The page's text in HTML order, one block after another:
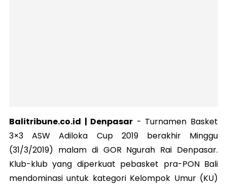
Balitribune.co.id | Denpasar - Turnamen Basket
3×3 ASW Adiloka Cup 2019 berakhir Minggu
(31/3/2019) malam di GOR Ngurah Rai Denpasar.
Klub-klub yang diperkuat pebasket pra-PON Bali
mendominasi untuk kategori Kelompok Umur (KU)